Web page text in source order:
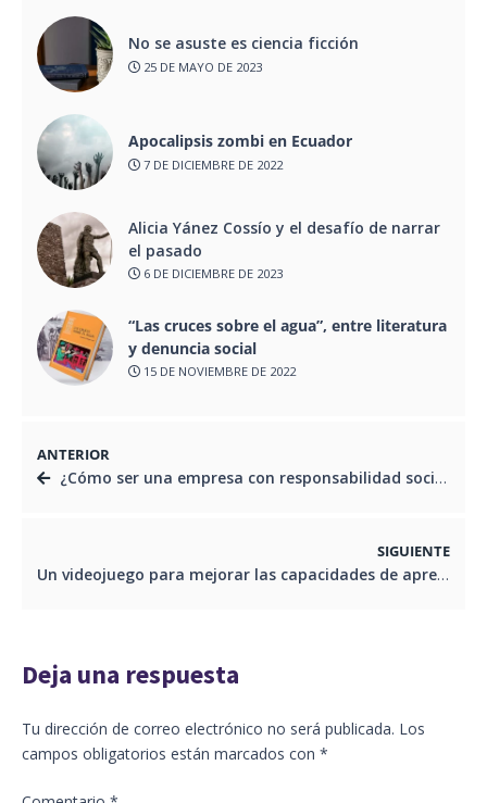
No se asuste es ciencia ficción
25 DE MAYO DE 2023
Apocalipsis zombi en Ecuador
7 DE DICIEMBRE DE 2022
Alicia Yánez Cossío y el desafío de narrar
el pasado
6 DE DICIEMBRE DE 2023
“Las cruces sobre el agua”, entre literatura
y denuncia social
15 DE NOVIEMBRE DE 2022
ANTERIOR
¿Cómo ser una empresa con responsabilidad social?
SIGUIENTE
Un videojuego para mejorar las capacidades de aprendizaje en niños con síndrome de Down
Deja una respuesta
Tu dirección de correo electrónico no será publicada. Los
campos obligatorios están marcados con *